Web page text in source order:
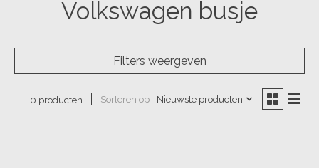
Volkswagen busje
Filters weergeven
0 producten Sorteren op Nieuwste producten